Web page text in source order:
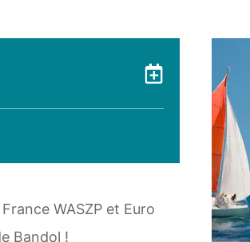
Ajouter à
WASZP et Euro
Bandol !